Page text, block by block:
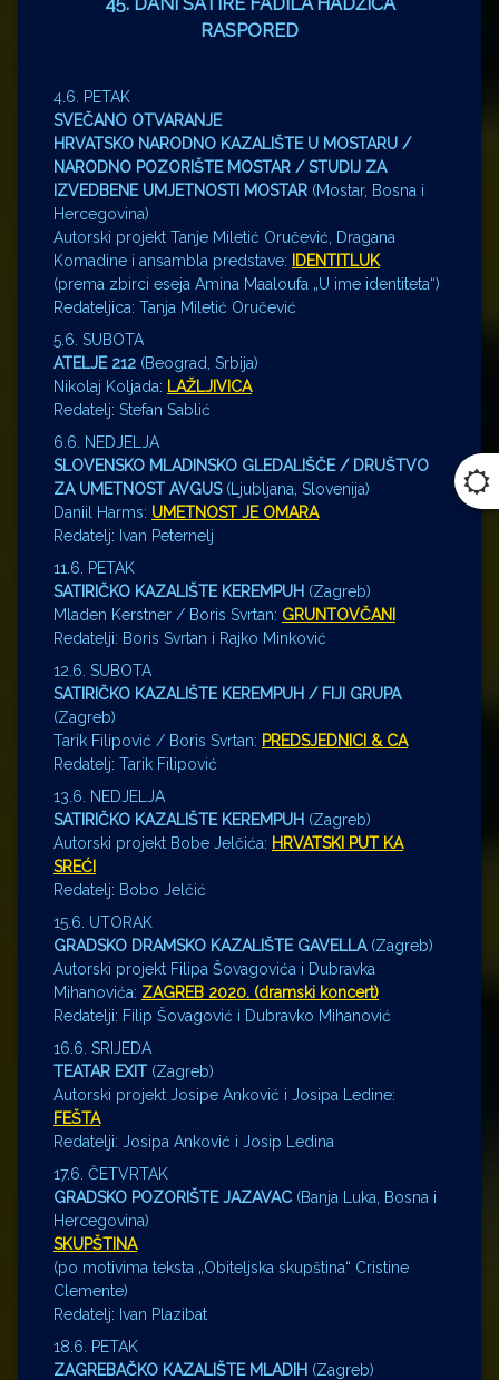
RASPORED
4.6. PETAK
SVEČANO OTVARANJE
HRVATSKO NARODNO KAZALIŠTE U MOSTARU /
NARODNO POZORIŠTE MOSTAR / STUDIJ ZA
IZVEDBENE UMJETNOSTI MOSTAR (Mostar, Bosna i
Hercegovina)
Autorski projekt Tanje Miletić Oručević, Dragana
Komadine i ansambla predstave:
IDENTITLUK
(prema zbirci eseja Amina Maaloufa „U ime identiteta“)
Redateljica: Tanja Miletić Oručević
5.6. SUBOTA
ATELJE 212 (Beograd, Srbija)
Nikolaj Koljada: LAŽLJIVICA
Redatelj: Stefan Sablić
6.6. NEDJELJA
SLOVENSKO MLADINSKO GLEDALIŠČE / DRUŠTVO
ZA UMETNOST AVGUS (Ljubljana, Slovenija)
Daniil Harms: UMETNOST JE OMARA
Redatelj: Ivan Peternelj
11.6. PETAK
SATIRIČKO KAZALIŠTE KEREMPUH (Zagreb)
Mladen Kerstner / Boris Svrtan: GRUNTOVČANI
Redatelji: Boris Svrtan i Rajko Minković
12.6. SUBOTA
SATIRIČKO KAZALIŠTE KEREMPUH / FIJI GRUPA
(Zagreb)
Tarik Filipović / Boris Svrtan: PREDSJEDNICI & CA
Redatelj: Tarik Filipović
13.6. NEDJELJA
SATIRIČKO KAZALIŠTE KEREMPUH (Zagreb)
Autorski projekt Bobe Jelčića: HRVATSKI PUT KA
SREĆI
Redatelj: Bobo Jelčić
15.6. UTORAK
GRADSKO DRAMSKO KAZALIŠTE GAVELLA (Zagreb)
Autorski projekt Filipa Šovagovića i Dubravka
Mihanovića: ZAGREB 2020. (dramski koncert)
Redatelji: Filip Šovagović i Dubravko Mihanović
16.6. SRIJEDA
TEATAR EXIT (Zagreb)
Autorski projekt Josipe Anković i Josipa Ledine:
FEŠTA
Redatelji: Josipa Anković i Josip Ledina
17.6. ČETVRTAK
GRADSKO POZORIŠTE JAZAVAC (Banja Luka, Bosna i
Hercegovina)
SKUPŠTINA
(po motivima teksta „Obiteljska skupština“ Cristine
Clemente)
Redatelj: Ivan Plazibat
18.6. PETAK
ZAGREBAČKO KAZALIŠTE MLADIH (Zagreb)